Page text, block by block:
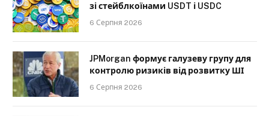
зі стейблкоїнами USDT і USDC
6 Серпня 2026
JPMorgan формує галузеву групу для
контролю ризиків від розвитку ШІ
6 Серпня 2026